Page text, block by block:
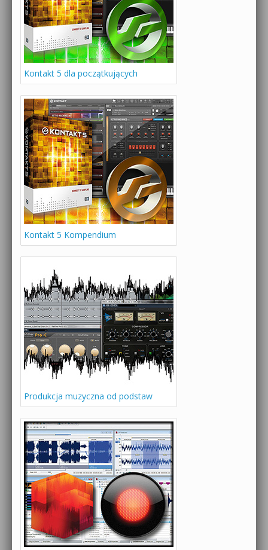
Kontakt 5 dla początkujących
Kontakt 5 Kompendium
Produkcja muzyczna od podstaw